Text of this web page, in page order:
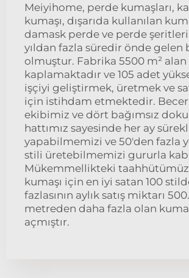
Meiyihome, perde kumaşları,
kumaşı, dışarıda kullanılan
damask perde ve perde şeritleri
yıldan fazla süredir önde gelen
olmuştur. Fabrika 5500 m² alan
kaplamaktadır ve 105 adet
işçiyi geliştirmek, üretmek ve
için istihdam etmektedir.
ekibimiz ve dört bağımsız
hattımız sayesinde her ay
yapabilmemizi ve 50'den fazla
stili üretebilmemizi gururla
Mükemmellikteki
kumaşı için en iyi satan 100
fazlasının aylık satış miktarı
metreden daha fazla olan
açmıştır.